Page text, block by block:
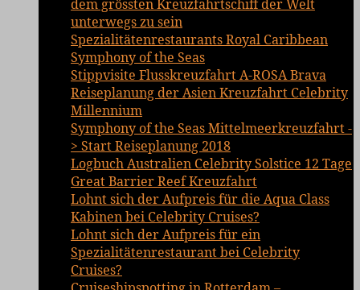
dem grössten Kreuzfahrtschiff der Welt
unterwegs zu sein
Spezialitätenrestaurants Royal Caribbean
Symphony of the Seas
Stippvisite Flusskreuzfahrt A-ROSA Brava
Reiseplanung der Asien Kreuzfahrt Celebrity
Millennium
Symphony of the Seas Mittelmeerkreuzfahrt -
> Start Reiseplanung 2018
Logbuch Australien Celebrity Solstice 12 Tage
Great Barrier Reef Kreuzfahrt
Lohnt sich der Aufpreis für die Aqua Class
Kabinen bei Celebrity Cruises?
Lohnt sich der Aufpreis für ein
Spezialitätenrestaurant bei Celebrity
Cruises?